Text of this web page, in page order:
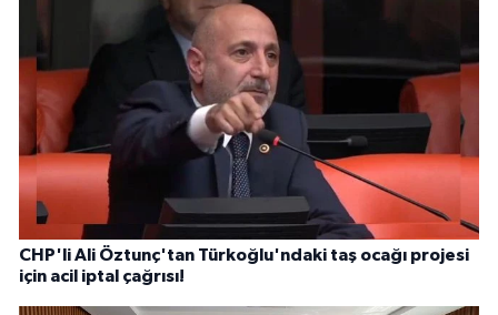
CHP'li Ali Öztunç'tan Türkoğlu'ndaki taş ocağı projesi
için acil iptal çağrısı!